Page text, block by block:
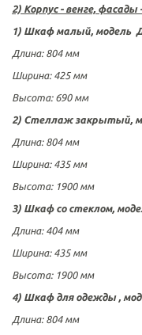
2) Корпус - венге,
1) Шкаф малый, модель
Длина: 804 мм
Ширина: 425 мм
Высота:690 мм
2) Стеллаж закрытый,
Длина: 804 мм
Ширина: 435 мм
Высота:1900 мм
3) Шкаф со стеклом,
Длина: 404 мм
Ширина: 435 мм
Высота:1900 мм
4) Шкаф для одежды ,
Длина: 804 мм